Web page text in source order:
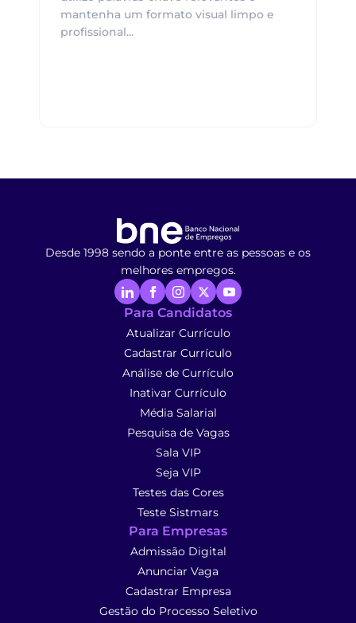
mantenha um formato visual limpo e
profissional...
Desde 1998 sendo a ponte entre as pessoas e os
melhores empregos.
Para Candidatos
Atualizar Currículo
Cadastrar Currículo
Análise de Currículo
Inativar Currículo
Média Salarial
Pesquisa de Vagas
Sala VIP
Seja VIP
Testes das Cores
Teste Sistmars
Para Empresas
Admissão Digital
Anunciar Vaga
Cadastrar Empresa
Gestão do Processo Seletivo